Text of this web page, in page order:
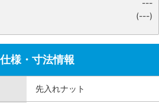
---
(---)
様・寸法情報
先入れナット